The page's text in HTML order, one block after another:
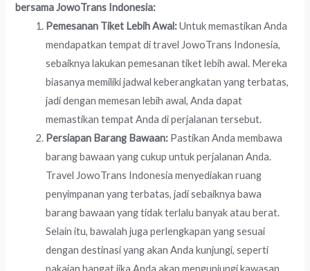
bersama JowoTrans Indonesia:
Pemesanan Tiket Lebih Awal:Untuk memastikan Anda
mendapatkan tempat di travel JowoTrans Indonesia,
sebaiknya lakukan pemesanan tiket lebih awal. Mereka
biasanya memiliki jadwal keberangkatan yang terbatas,
jadi dengan memesan lebih awal, Anda dapat
memastikan tempat Anda di perjalanan tersebut.
Persiapan Barang Bawaan: Pastikan Anda membawa
barang bawaan yang cukup untuk perjalanan Anda.
Travel JowoTrans Indonesia menyediakan ruang
penyimpanan yang terbatas, jadi sebaiknya bawa
barang bawaan yang tidak terlalu banyak atau berat.
Selain itu, bawalah juga perlengkapan yang sesuai
dengan destinasi yang akan Anda kunjungi, seperti